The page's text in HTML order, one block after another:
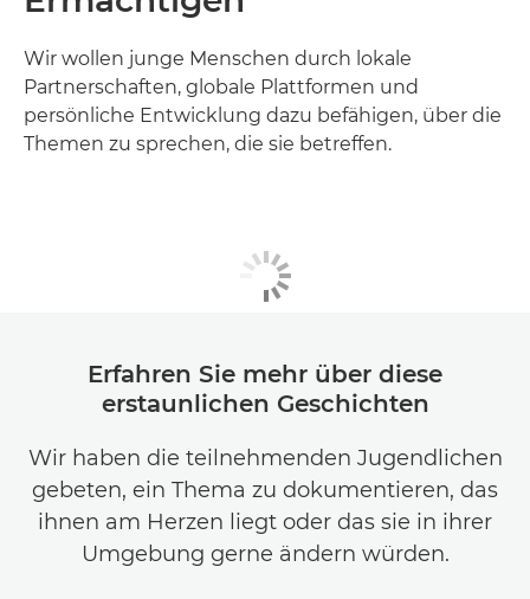
Wir wollen junge Menschen durch lokale
Partnerschaften, globale Plattformen und
persönliche Entwicklung dazu befähigen, über die
Themen zu sprechen, die sie betreffen.
Erfahren Sie mehr über diese
erstaunlichen Geschichten
Wir haben die teilnehmenden Jugendlichen
gebeten, ein Thema zu dokumentieren, das
ihnen am Herzen liegt oder das sie in ihrer
Umgebung gerne ändern würden.